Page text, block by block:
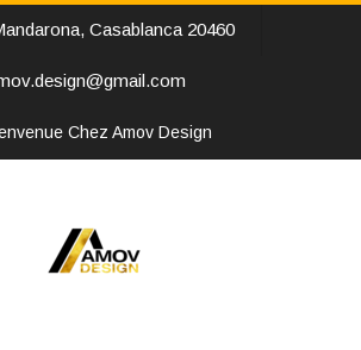
Casablanca 20460
Chez Amov Design